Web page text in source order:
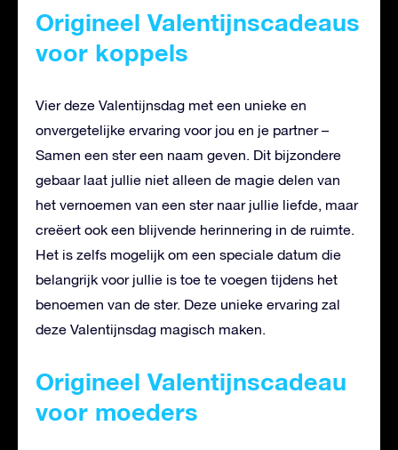
Origineel Valentijnscadeaus
voor koppels
Vier deze Valentijnsdag met een unieke en
onvergetelijke ervaring voor jou en je partner –
Samen een ster een naam geven. Dit bijzondere
gebaar laat jullie niet alleen de magie delen van
het vernoemen van een ster naar jullie liefde, maar
creëert ook een blijvende herinnering in de ruimte.
Het is zelfs mogelijk om een speciale datum die
belangrijk voor jullie is toe te voegen tijdens het
benoemen van de ster. Deze unieke ervaring zal
deze Valentijnsdag magisch maken.
Origineel Valentijnscadeau
voor moeders